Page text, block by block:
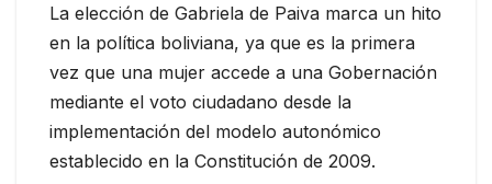
La elección de Gabriela de Paiva marca un hito
en la política boliviana, ya que es la primera
vez que una mujer accede a una Gobernación
mediante el voto ciudadano desde la
implementación del modelo autonómico
establecido en la Constitución de 2009.